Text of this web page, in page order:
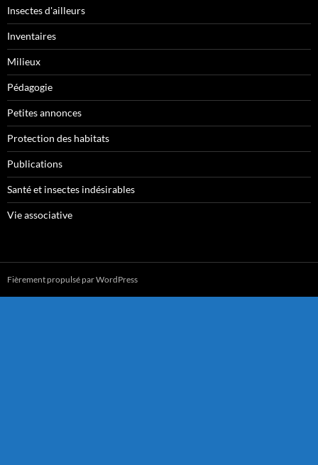
Insectes d'ailleurs
Inventaires
Milieux
Pédagogie
Petites annonces
Protection des habitats
Publications
Santé et insectes indésirables
Vie associative
Fièrement propulsé par WordPress